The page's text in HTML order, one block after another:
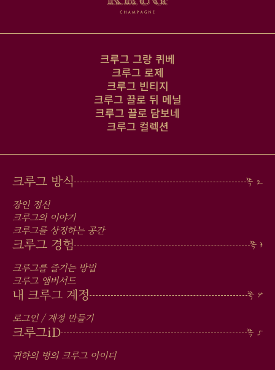
크루그 그랑 퀴베
크루그 로제
크루그 빈티지
크루그 끌로 뒤 메닐
크루그 끌로 담보네
크루그 컬렉션
MAIN
MEN
IN
FOOTER
크루그 방식
장인 정신
크루그의 이야기
크루그를 상징하는 공간
크루그 경험
크루그를 즐기는 방법
크루그 앰버서드
내 크루그 계정
로그인 / 계정 만들기
크루그iD
귀하의 병의 크루그 아이디